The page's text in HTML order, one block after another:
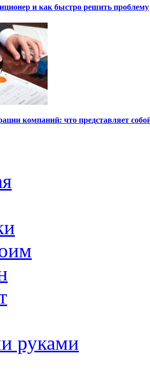
и как быстро решить проблему
компаний: что представляет
руками